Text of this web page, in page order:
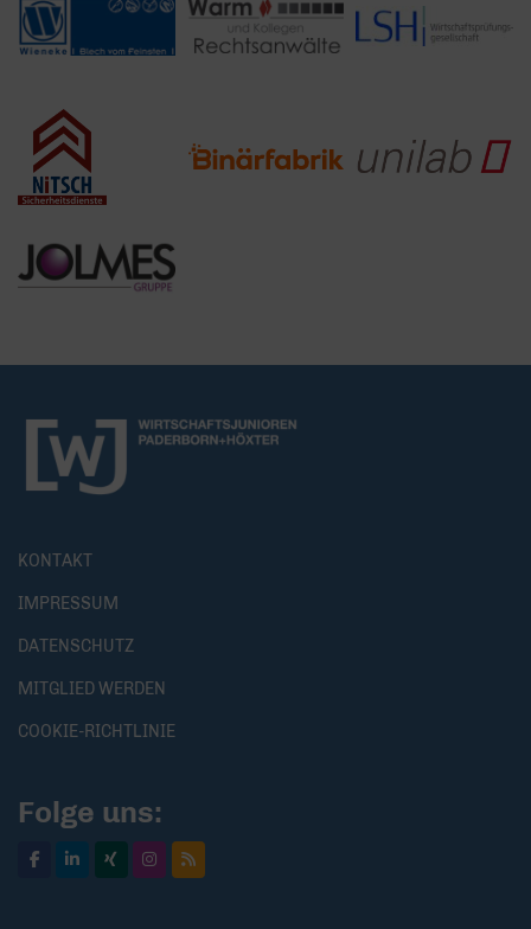
KONTAKT
IMPRESSUM
DATENSCHUTZ
MITGLIED WERDEN
COOKIE-RICHTLINIE
Folge uns: